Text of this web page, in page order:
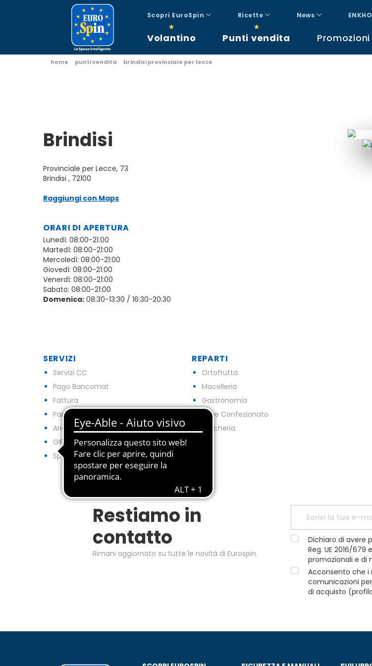
Scopri EuroSpin Ricette News ENKHO
Volantino Punti vendita Promozioni
home punti vendita brindisi provinciale per lecce
Brindisi
Provinciale per Lecce, 73
Brindisi , 72100
Raggiungi con Maps
ORARI DI APERTURA
Lunedì: 08:00-21:00
Martedì: 08:00-21:00
Mercoledì: 08:00-21:00
Giovedì: 08:00-21:00
Venerdì: 08:00-21:00
Sabato: 08:00-21:00
Domenica: 08:30-13:30 / 16:30-20:30
SERVIZI
Servizi CC
Pago Bancomat
Fattura
Parcheggio
Aria Condizionata
GIFTCARD
Spesa Online
REPARTI
Ortofrutta
Macelleria
Gastronomia
Pane Confezionato
Pescheria
Restiamo in
contatto
Rimani aggiornato su tutte le novità di Eurospin.
Dichiaro di avere
Reg. UE 2016/
promozionali e di
Acconsento che i
comunicazioni
di acquisto